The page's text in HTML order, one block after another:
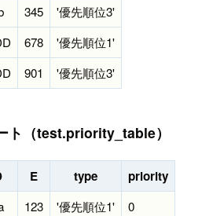
345
'優先順位3'
678
'優先順位1'
901 '優先順位3'
ト（test.priority_table）
E type priority
123 '優先順位1'
0